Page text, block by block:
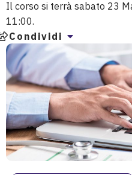
Il corso si terrà sabato 23
11:00.
Condividi